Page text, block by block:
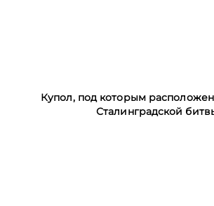
Купол, под которым
Сталинградской